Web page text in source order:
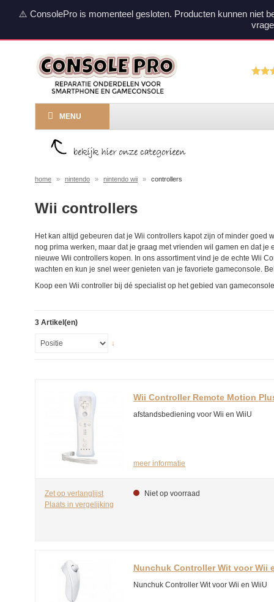
⚠️ ConsolePro is momenteel gesloten. Producten kunnen niet
MENU
home » nintendo » nintendo wii » controllers
Wii controllers
Het kan altijd gebeuren dat je Wii controllers kapot zijn of minder
nog prima werken, maar dat je graag met vrienden wil gamen en dat
nieuwe Wii controllers kopen. In ons assortiment vind je de echte Wii
wachten en kun je snel weer genieten van je favoriete gameconsole.
Koop een Wii controller bij dé specialist op het gebied van
3 Artikel(en)
↓
Wii Controller Remote Motion
afstandsbediening voor Wii en WiiU
meer informatie
Zet op verlanglijst
Plaats in vergelijking
Niet op voorraad
Nunchuk Controller Wit voor Wii
Nunchuk Controller Wit voor Wii en WiiU